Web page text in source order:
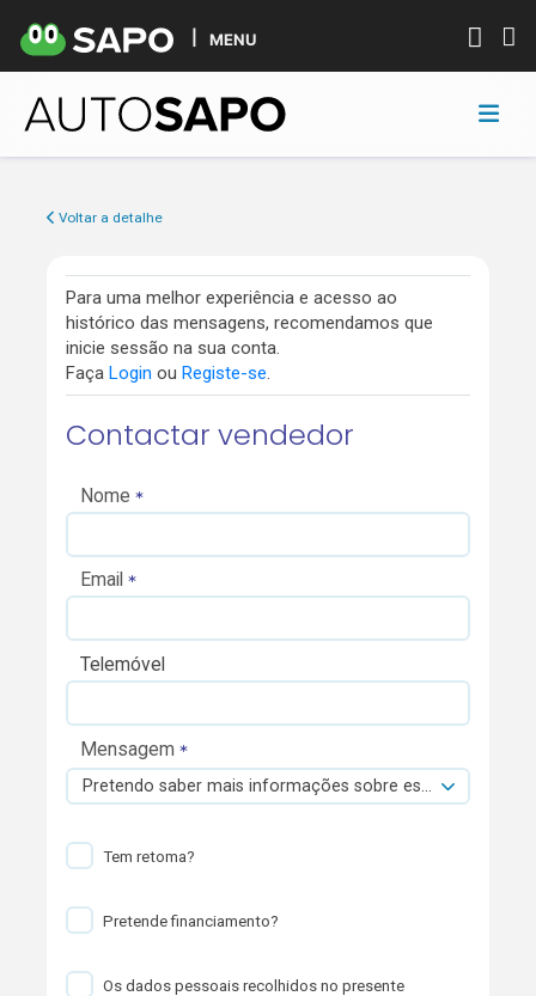
MENU
Voltar a detalhe
Para uma melhor experiência e acesso ao
histórico das mensagens, recomendamos que
inicie sessão na sua conta.
Faça Login ou Registe-se.
Contactar vendedor
Nome
Email
Telemóvel
Mensagem
Pretendo saber mais informações sobre esta viatura.
Tem retoma?
Pretende financiamento?
Os dados pessoais recolhidos no presente